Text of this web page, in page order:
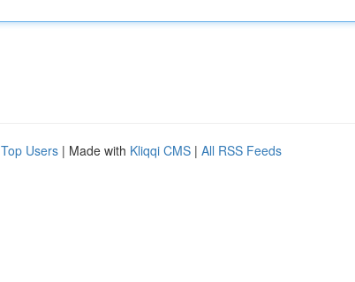
Top Users | Made with Kliqqi CMS | All RSS Feeds